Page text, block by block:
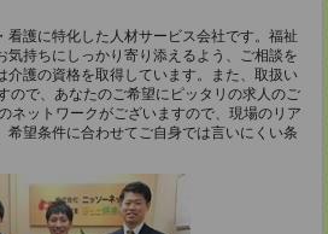
看護に特化した人材サービス会社です。福祉
気持ちにしっかり寄り添えるよう、ご相談を
介護の資格を取得しています。また、取扱い
ので、あなたのご希望にピッタリの求人のご
ネットワークがございますので、現場のリア
希望条件に合わせてご自身では言いにくい条